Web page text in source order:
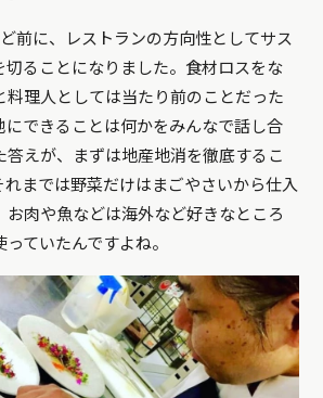
前に、レストランの方向性としてサス
切ることになりました。食材ロスをな
料理人としては当たり前のことだった
にできることは何かをみんなで話し合
答えが、まずは地産地消を徹底するこ
れまでは野菜だけはまごやさいから仕入
お肉や魚などは海外など好きなところ
ていたんですよね。